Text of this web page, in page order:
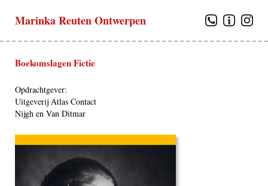
Marinka Reuten Ontwerpen
Boekomslagen Fictie
Opdrachtgever:
Uitgeverij Atlas Contact
Nijgh en Van Ditmar